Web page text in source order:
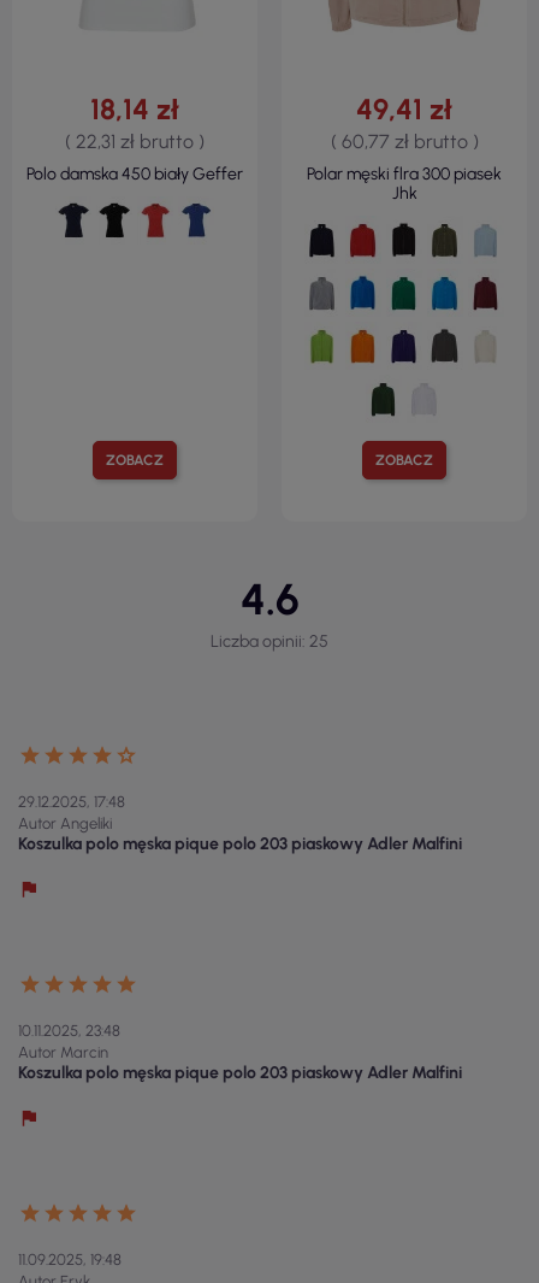
ZOBACZ
18,14 zł
( 22,31 zł brutto )
Polo damska 450 biały Geffer
ZOBACZ
49,41 zł
( 60,77 zł brutto )
Polar męski flra 300 piasek
Jhk
4.6
Liczba opinii: 25
29.12.2025, 17:48
Autor Angeliki
Koszulka polo męska pique polo 203 piaskowy Adler Malfini
10.11.2025, 23:48
Autor Marcin
Koszulka polo męska pique polo 203 piaskowy Adler Malfini
11.09.2025, 19:48